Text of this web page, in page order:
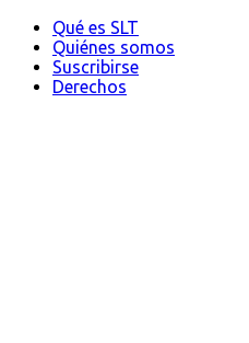
Qué es SLT
Quiénes somos
Suscribirse
Derechos